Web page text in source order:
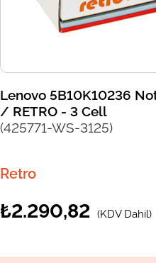
Lenovo 5B10K10236
/ RETRO - 3 Cell
(425771-WS-3125)
Retro
₺2.290,82 (KDV Dahil)